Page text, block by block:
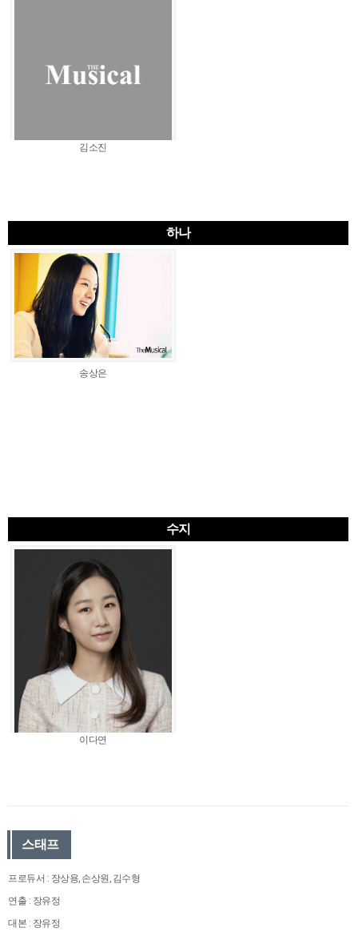
김소진
하나
송상은
수지
이다연
스태프
프로듀서 : 장상용, 손상원, 김수형
연출 : 장유정
대본 : 장유정